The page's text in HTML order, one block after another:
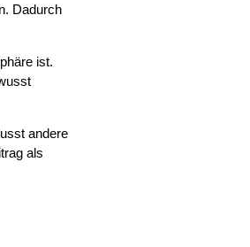
Dadurch
ist.
andere
als